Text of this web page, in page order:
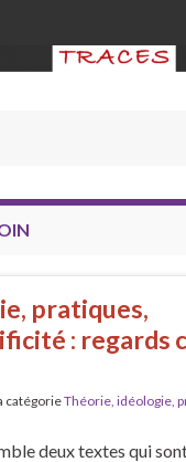
pratiques,
: regards
catégorieThéorie, idéologie,
deux textes qui